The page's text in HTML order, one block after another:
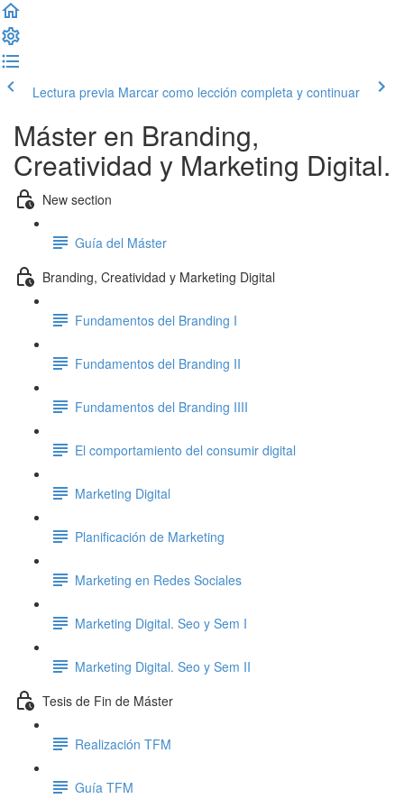
Lectura previa Marcar como lección completa y continuar
Máster en Branding,
Creatividad y Marketing Digital.
New section
Guía del Máster
Branding, Creatividad y Marketing Digital
Fundamentos del Branding I
Fundamentos del Branding II
Fundamentos del Branding IIII
El comportamiento del consumir digital
Marketing Digital
Planificación de Marketing
Marketing en Redes Sociales
Marketing Digital. Seo y Sem I
Marketing Digital. Seo y Sem II
Tesis de Fin de Máster
Realización TFM
Guía TFM